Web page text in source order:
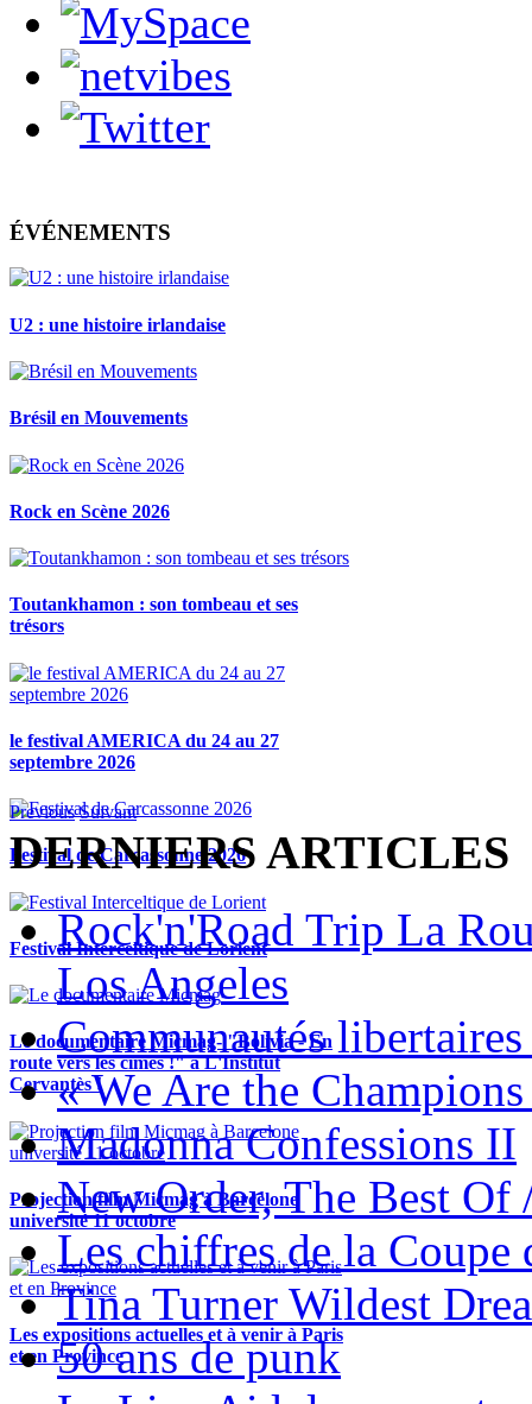
ÉVÉNEMENTS
U2 : une histoire irlandaise
Brésil en Mouvements
Rock en Scène 2026
Toutankhamon : son tombeau et ses
trésors
le festival AMERICA du 24 au 27
septembre 2026
Festival de Carcassonne 2026
Festival Interceltique de Lorient
Le documentaire Micmag- "Bolivia - En
route vers les cimes !" à L'Institut
Cervantès !
Projection film Micmag à Barcelone
université 11 octobre
Les expositions actuelles et à venir à Paris
et en Province
Previous Suivant
DERNIERS ARTICLES
Rock'n'Road Trip La
Los Angeles
Communautés libertaires
« We Are the
Madonna Confessions II
New Order, The Best Of
Les chiffres de la Coupe
Tina Turner Wildest
50 ans de punk